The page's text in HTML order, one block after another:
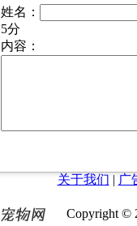
姓名：
5分
内容：
关于我们 | 广
Copyright ©